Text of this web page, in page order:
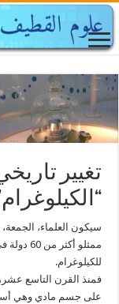
تغيير
سيكون العلماء،
ممثلو
للكيلوغرام.
فمنذ القرن التاسع عشر،
على جسم مادي وهي